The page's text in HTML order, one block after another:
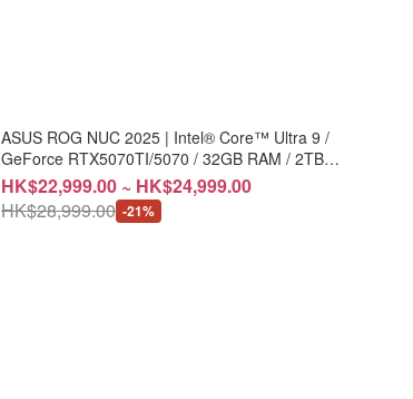
ASUS ROG NUC 2025 | Intel® Core™ Ultra 9 /
GeForce RTX5070TI/5070 / 32GB RAM / 2TB
SSD (CS-AN15R9C/CS-AN15R9G)
HK$22,999.00 ~ HK$24,999.00
HK$28,999.00 -21%